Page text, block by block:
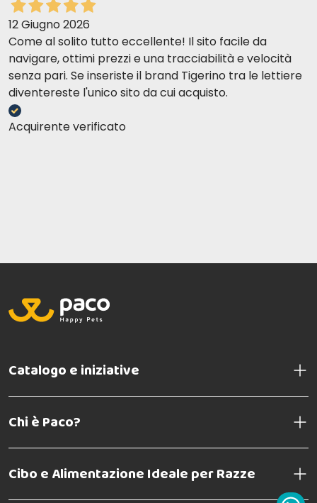
12 Giugno 2026
Come al solito tutto eccellente! Il sito facile da
navigare, ottimi prezzi e una tracciabilità e velocità
senza pari. Se inseriste il brand Tigerino tra le lettiere
diventereste l'unico sito da cui acquisto.
Acquirente verificato
Catalogo e iniziative
Chi è Paco?
Cibo e Alimentazione Ideale per Razze